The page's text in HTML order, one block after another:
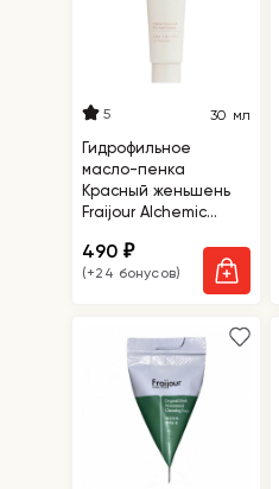
5 30 мл
Гидрофильное
масло-пенка
Красный женьшень
Fraijour Alchemic
Foam Cleanser,
миниатюра
490₽
(+24 бонусов)